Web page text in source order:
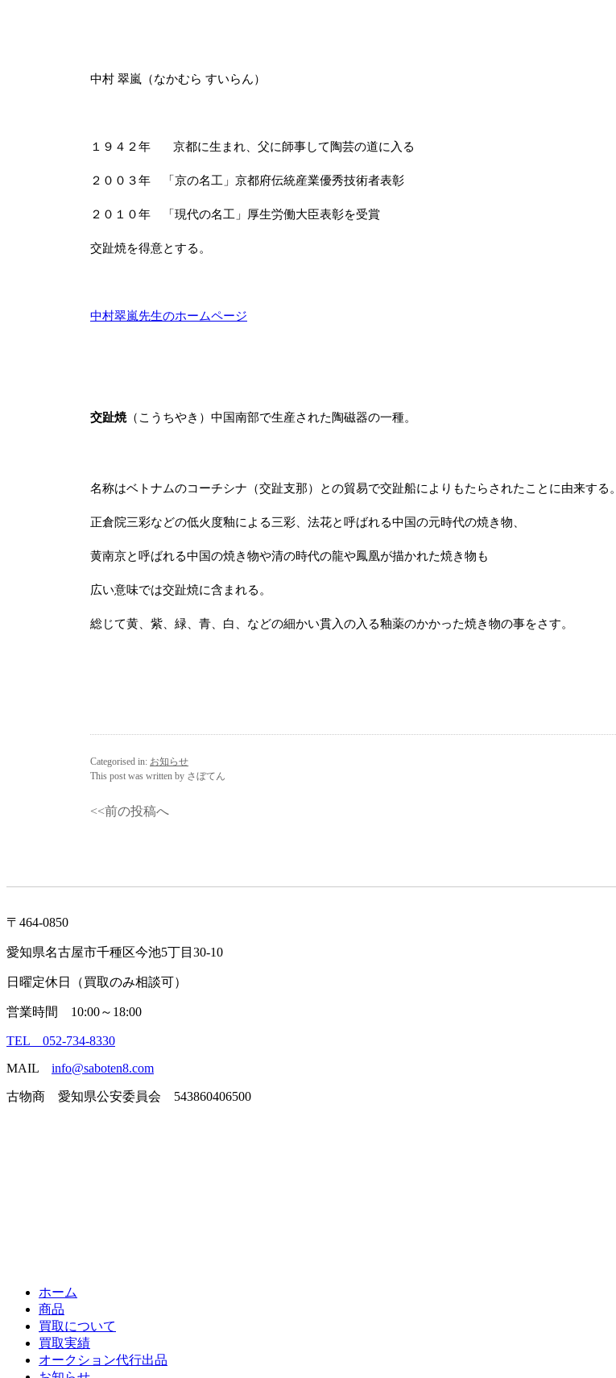
中村 翠嵐（なかむら すいらん）
１９４２年 京都に生まれ、父に師事して陶芸の道に入る
２００３年 「京の名工」京都府伝統産業優秀技術者表彰
２０１０年 「現代の名工」厚生労働大臣表彰を受賞
交趾焼を得意とする。
中村翠嵐先生のホームページ
交趾焼 （こうちやき）中国南部で生産された陶磁器の一種。
名称はベトナムのコーチシナ（交趾支那）との貿易で交趾船によりもたらされたことに由来する。
正倉院三彩などの低火度釉による三彩、法花と呼ばれる中国の元時代の焼き物、
黄南京と呼ばれる中国の焼き物や清の時代の龍や鳳凰が描かれた焼き物も
広い意味では交趾焼に含まれる。
総じて黄、紫、緑、青、白、などの細かい貫入の入る釉薬のかかった焼き物の事をさす。
Categorised in: お知らせ
This post was written by さぼてん
<<前の投稿へ
〒464-0850
愛知県名古屋市千種区今池5丁目30-10
日曜定休日（買取のみ相談可）
営業時間 10:00～18:00
TEL 052-734-8330
MAIL info@saboten8.com
古物商 愛知県公安委員会 543860406500
ホーム
商品
買取について
買取実績
オークション代行出品